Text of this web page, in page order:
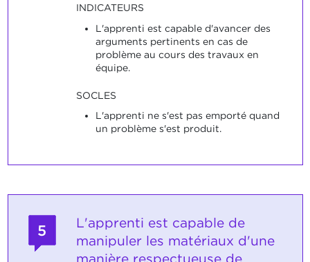
INDICATEURS
L'apprenti est capable d'avancer des
arguments pertinents en cas de
problème au cours des travaux en
équipe.
SOCLES
L'apprenti ne s'est pas emporté quand
un problème s'est produit.
5
L'apprenti est capable de
manipuler les matériaux d'une